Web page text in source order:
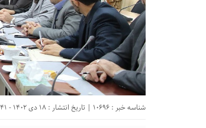
شناسه خبر : 10696 | تاریخ انتشار : 18 دی 1402 - 18:41 |